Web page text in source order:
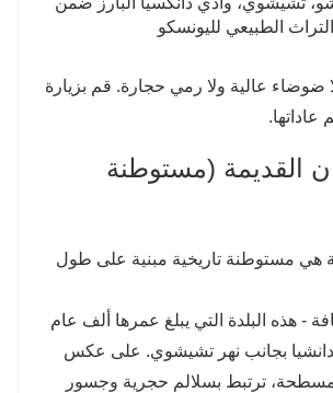
ضوضاء عالية ولا رمي حجارة. قم بزيارة
عاداتها.
القديمة (مستوطنة
هي مستوطنة تاريخية مبنية على طول
- هذه البلدة التي يبلغ عمرها ألف عام
بجانب نهر تشيشوي. على عكس
ترتبط بسلالم حجرية وجسور